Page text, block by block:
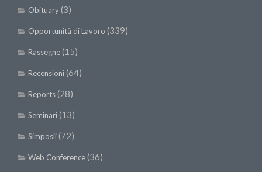
Obituary(3)
Opportunità di Lavoro (339)
Rassegne(15)
Recensioni(64)
Reports(28)
Seminari(13)
Simposii(72)
Web Conference(36)